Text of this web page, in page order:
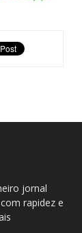
jornal
rapidez e